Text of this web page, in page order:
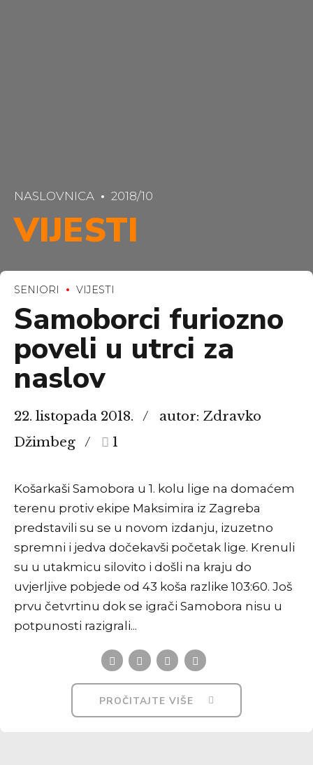
NASLOVNICA 2018/10
VIJESTI
SENIORI VIJESTI
Samoborci furiozno
poveli u utrci za
naslov
22. listopada 2018.
autor: Zdravko
Džimbeg
1
Košarkaši Samobora u 1. kolu lige na domaćem
terenu protiv ekipe Maksimira iz Zagreba
predstavili su se u novom izdanju, izuzetno
spremni i jedva dočekavši početak lige. Krenuli
su u utakmicu silovito i došli na kraju do
uvjerljive pobjede od 43 koša razlike 103:60. Još
prvu četvrtinu dok se igrači Samobora nisu u
potpunosti razigrali...
PROČITAJTE VIŠE